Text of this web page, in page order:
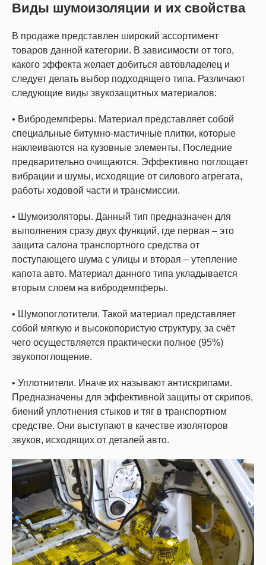
Виды шумоизоляции и их свойства
В продаже представлен широкий ассортимент
товаров данной категории. В зависимости от того,
какого эффекта желает добиться автовладелец и
следует делать выбор подходящего типа. Различают
следующие виды звукозащитных материалов:
• Вибродемпферы. Материал представляет собой
специальные битумно-мастичные плитки, которые
наклеиваются на кузовные элементы. Последние
предварительно очищаются. Эффективно поглощает
вибрации и шумы, исходящие от силового агрегата,
работы ходовой части и трансмиссии.
• Шумоизоляторы. Данный тип предназначен для
выполнения сразу двух функций, где первая – это
защита салона транспортного средства от
поступающего шума с улицы и вторая – утепление
капота авто. Материал данного типа укладывается
вторым слоем на вибродемпферы.
• Шумопоглотители. Такой материал представляет
собой мягкую и высокопористую структуру, за счёт
чего осуществляется практически полное (95%)
звукопоглощение.
• Уплотнители. Иначе их называют антискрипами.
Предназначены для эффективной защиты от скрипов,
биений уплотнения стыков и тяг в транспортном
средстве. Они выступают в качестве изоляторов
звуков, исходящих от деталей авто.